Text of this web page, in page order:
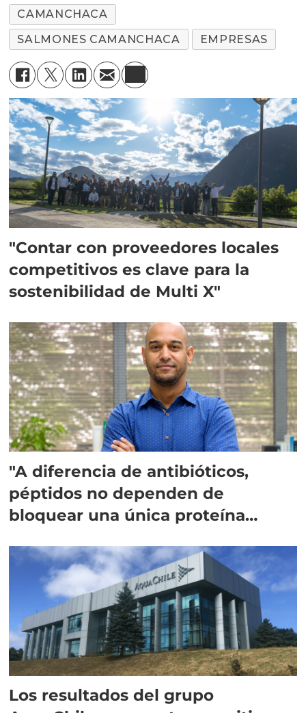
CAMANCHACA
SALMONES CAMANCHACA
EMPRESAS
"Contar con proveedores locales
competitivos es clave para la
sostenibilidad de Multi X"
"A diferencia de antibióticos,
péptidos no dependen de
bloquear una única proteína
Los resultados del grupo